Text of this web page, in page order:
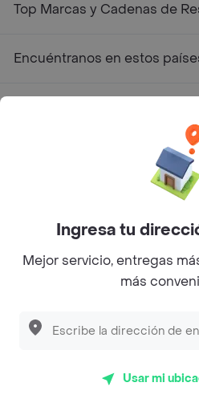
Top Marcas y Cadenas de
Encuéntranos en estos
Google
Pide tu comida favorita
Únete a Rappi
Ingresa tu
Mejor servicio, entregas
más
Usar mi